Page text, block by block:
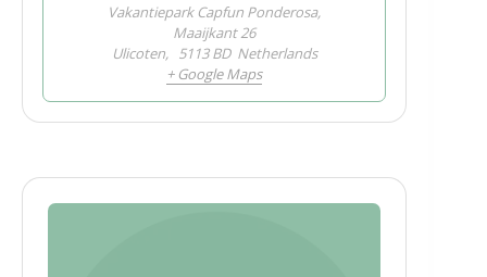
Vakantiepark Capfun Ponderosa,
Maaijkant 26
Ulicoten, 5113 BD Netherlands
+ Google Maps